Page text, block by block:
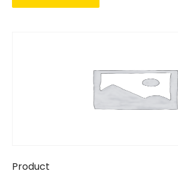
Product